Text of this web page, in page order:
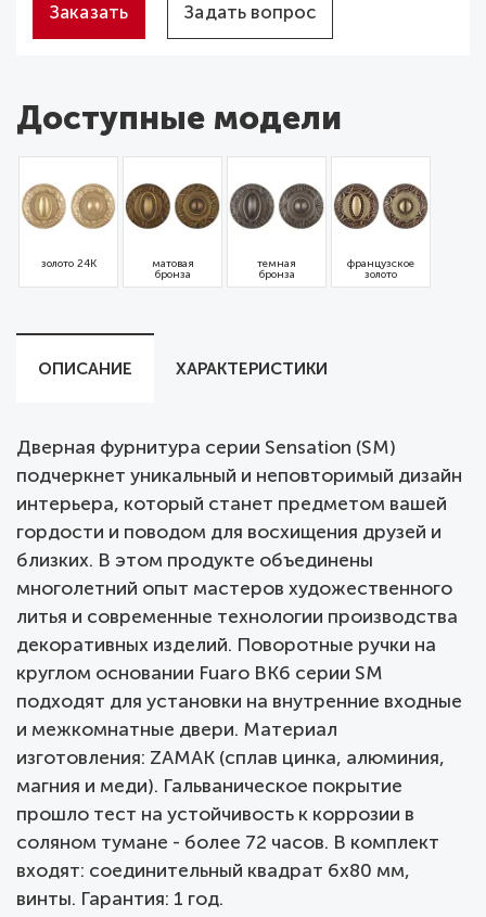
Заказать Задать вопрос
Доступные модели
золото 24К
матовая
бронза
темная
бронза
французское
золото
ОПИСАНИЕ ХАРАКТЕРИСТИКИ
Дверная фурнитура серии Sensation (SM)
подчеркнет уникальный и неповторимый дизайн
интерьера, который станет предметом вашей
гордости и поводом для восхищения друзей и
близких. В этом продукте объединены
многолетний опыт мастеров художественного
литья и современные технологии производства
декоративных изделий. Поворотные ручки на
круглом основании Fuaro BK6 серии SM
подходят для установки на внутренние входные
и межкомнатные двери. Материал
изготовления: ZAMAK (сплав цинка, алюминия,
магния и меди). Гальваническое покрытие
прошло тест на устойчивость к коррозии в
соляном тумане - более 72 часов. В комплект
входят: соединительный квадрат 6x80 мм,
винты. Гарантия: 1 год.